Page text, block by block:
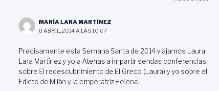
MARÍA LARA MARTÍNEZ
8 ABRIL, 2014 A LAS 10:07
Precisamente esta Semana Santa de 2014 viajamos Laura
Lara Martínez y yo a Atenas a impartir sendas conferencias
sobre El redescubrimiento de El Greco (Laura) y yo sobre el
Edicto de Milán y la emperatriz Helena.